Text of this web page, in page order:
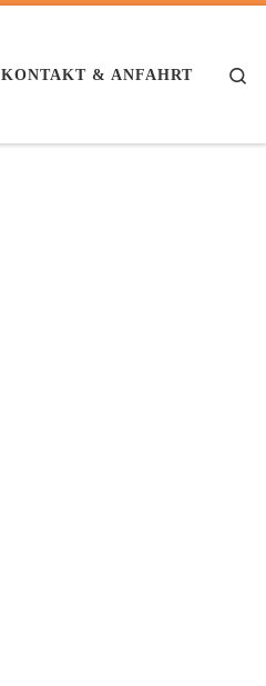
KONTAKT & ANFAHRT